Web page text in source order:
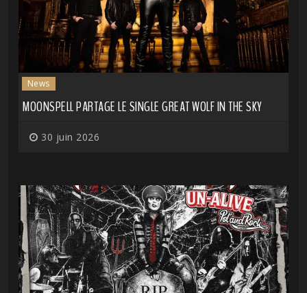
News
MOONSPELL PARTAGE LE SINGLE GREAT WOLF IN THE SKY
30 juin 2026